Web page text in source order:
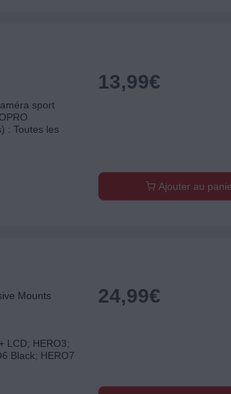
sport
: Toutes les
13,99€
Ajouter au
Mounts
LCD; HERO3;
Black; HERO7
24,99€